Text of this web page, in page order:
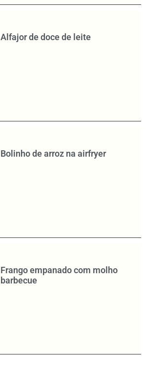
Alfajor de doce de leite
Bolinho de arroz na airfryer
Frango empanado com molho
barbecue